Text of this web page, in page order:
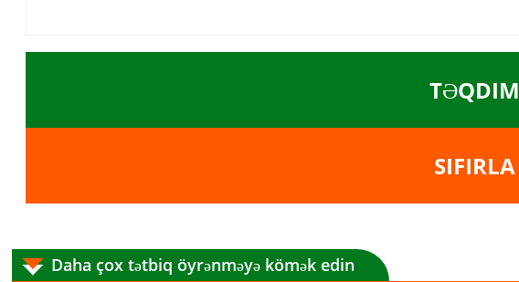
TƏQDIM
SIFIRLA
Daha çox tətbiq öyrənməyə kömək edin